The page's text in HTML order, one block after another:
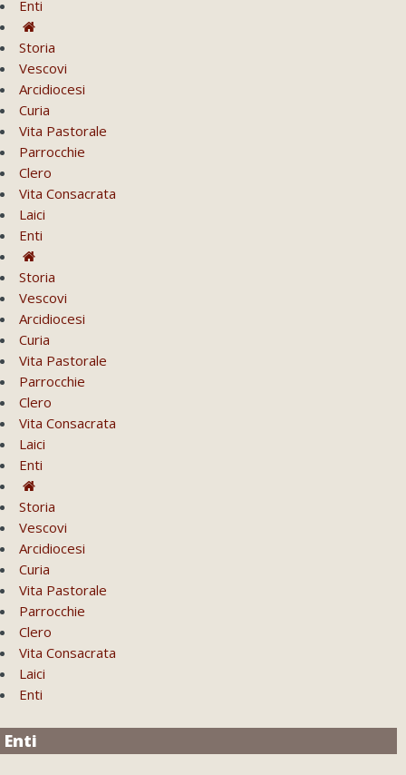
Enti
Storia
Vescovi
Arcidiocesi
Curia
Vita Pastorale
Parrocchie
Clero
Vita Consacrata
Laici
Enti
Storia
Vescovi
Arcidiocesi
Curia
Vita Pastorale
Parrocchie
Clero
Vita Consacrata
Laici
Enti
Storia
Vescovi
Arcidiocesi
Curia
Vita Pastorale
Parrocchie
Clero
Vita Consacrata
Laici
Enti
Enti